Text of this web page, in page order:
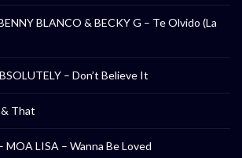
BLANCO & BECKY G – Te Olvido (La
– Don’t Believe It
That
MOA LISA – Wanna Be Loved